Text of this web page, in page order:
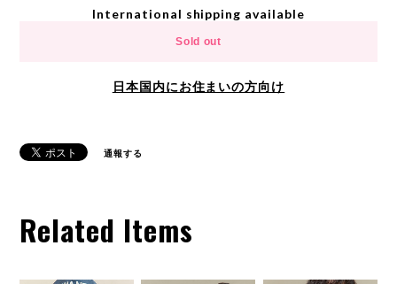
International shipping available
Sold out
日本国内にお住まいの方向け
通報する
Related Items